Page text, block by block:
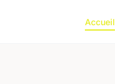
Accueil